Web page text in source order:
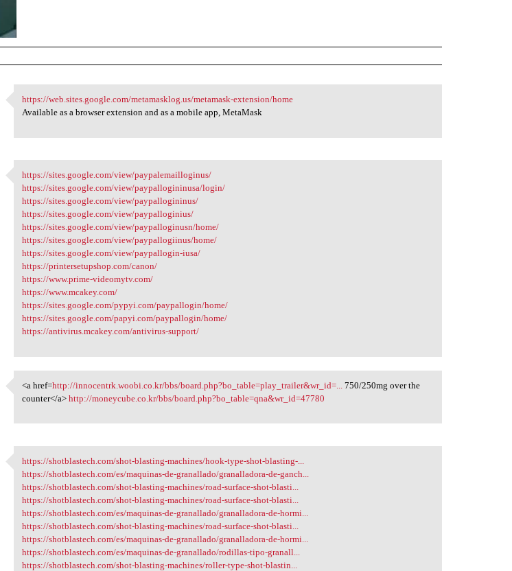
https://web.sites.google.com
https://web.sites.google.com/metamasklog.us/metamask-extension/home
Available as a browser extension and as a mobile app, MetaMask
https://sites.google.com/view
https://sites.google.com/view/paypalemailloginus/
https://sites.google.com/view/paypallogininusa/login/
https://sites.google.com/view/paypallogininus/
https://sites.google.com/view/paypalloginius/
https://sites.google.com/view/paypalloginusn/home/
https://sites.google.com/view/paypallogiinus/home/
https://sites.google.com/view/paypallogin-iusa/
https://printersetupshop.com/canon/
https://www.prime-videomytv.com/
https://www.mcakey.com/
https://sites.google.com/pypyi.com/paypallogin/home/
https://sites.google.com/papyi.com/paypallogin/home/
https://antivirus.mcakey.com/antivirus-support/
<a href=http://innocentrk
<a href=http://innocentrk.woobi.co.kr/bbs/board.php?bo_table=play_trailer&wr_id=...
750/250mg over the
counter</a>http://moneycube.co.kr/bbs/board.php?bo_table=qna&wr_id=47780
https://shotblastech.com/shot
https://shotblastech.com/shot-blasting-machines/hook-type-shot-blasting-...
https://shotblastech.com/es/maquinas-de-granallado/granalladora-de-ganch...
https://shotblastech.com/shot-blasting-machines/road-surface-shot-blasti...
https://shotblastech.com/shot-blasting-machines/road-surface-shot-blasti...
https://shotblastech.com/es/maquinas-de-granallado/granalladora-de-hormi...
https://shotblastech.com/shot-blasting-machines/road-surface-shot-blasti...
https://shotblastech.com/es/maquinas-de-granallado/granalladora-de-hormi...
https://shotblastech.com/es/maquinas-de-granallado/rodillas-tipo-granall...
https://shotblastech.com/shot-blasting-machines/roller-type-shot-blastin...